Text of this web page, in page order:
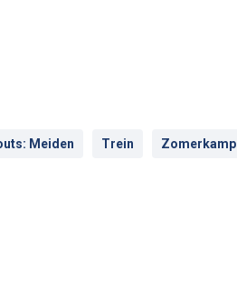
Meiden Trein Zomerkamp